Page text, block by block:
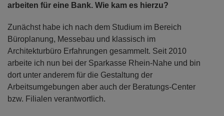
arbeiten für eine Bank. Wie kam es hierzu?
Zunächst habe ich nach dem Studium im Bereich
Büroplanung, Messebau und klassisch im
Architekturbüro Erfahrungen gesammelt. Seit 2010
arbeite ich nun bei der Sparkasse Rhein-Nahe und bin
dort unter anderem für die Gestaltung der
Arbeitsumgebungen aber auch der Beratungs-Center
bzw. Filialen verantwortlich.